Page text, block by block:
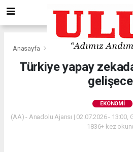
Anasayfa Ekonomi
Türkiye yapay
EKONOMI
(AA) - Anadolu Ajansı | 02.07.2026 - 13:00,
1836+ kez